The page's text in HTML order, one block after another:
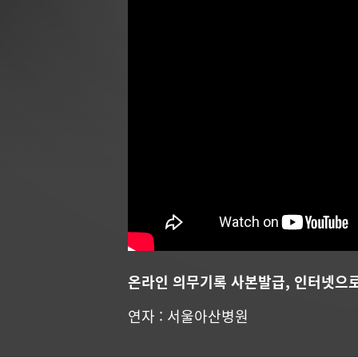
온라인 의무기록 사본발급, 인터넷으
연자 : 서울아산병원